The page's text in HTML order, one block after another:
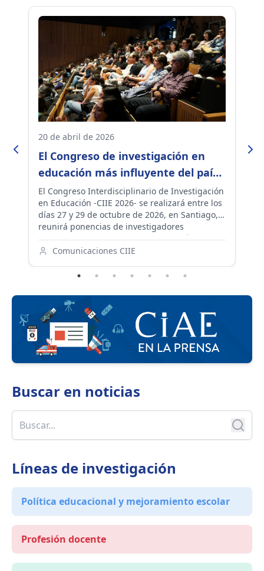
20 de abril de 2026
El Congreso de investigación en
educación más influyente del país
reunirá en Santiago a académicos,
docentes y tomadores de decisión
El Congreso Interdisciplinario de Investigación
en Educación -CIIE 2026- se realizará entre los
días 27 y 29 de octubre de 2026, en Santiago, y
reunirá ponencias de investigadores
nacionales e internacionales. En su séptima
versión, el foco estará puesto en la educación
investigación en una época de cambios.
Comunicaciones CIIE
Buscar en noticias
Líneas de investigación
Política educacional y mejoramiento escolar
Profesión docente